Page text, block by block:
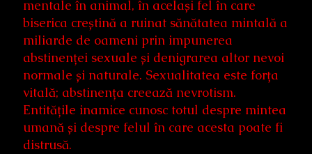
mentale în animal, în același fel în care
biserica creștină a ruinat sănătatea mintală a
miliarde de oameni prin impunerea
abstinenței sexuale și denigrarea altor nevoi
normale și naturale. Sexualitatea este forța
vitală; abstinența creează nevrotism.
Entitățile inamice cunosc totul despre mintea
umană și despre felul în care acesta poate fi
distrusă.